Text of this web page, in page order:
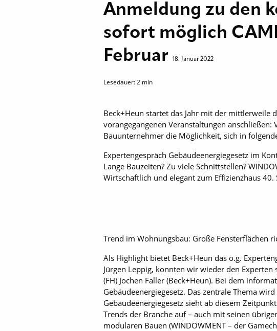
Anmeldung zu den
sofort möglich
Februar
18. Januar 2022
Lesedauer:2 min
Beck+Heun startet das Jahr mit der mittlerweile
vorangegangenen Veranstaltungen
Bauunternehmer die Möglichkeit, sich in
Expertengespräch Gebäudeenergiegesetz im
Lange Bauzeiten? Zu viele Schnittstellen?
Wirtschaftlich und elegant zum Effizienzhaus
Trend im Wohnungsbau: Große Fensterflächen
Als Highlight bietet Beck+Heun das o.g.
Jürgen Leppig, konnten wir wieder den Experten
(FH) Jochen Faller (Beck+Heun). Bei dem
Gebäudeenergiegesetz. Das zentrale Thema
Gebäudeenergiegesetz sieht ab diesem
Trends der Branche auf – auch mit seinen
modularen Bauen (WINDOWMENT – der